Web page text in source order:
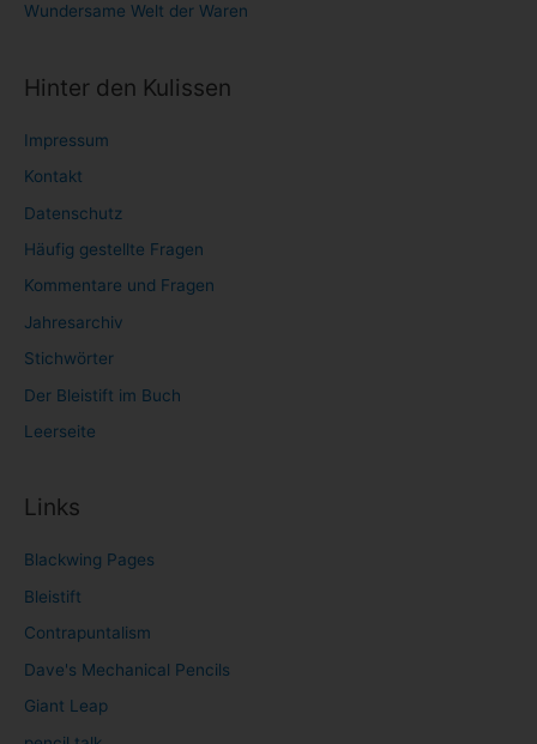
Wundersame Welt der Waren
Hinter den Kulissen
Impressum
Kontakt
Datenschutz
Häufig gestellte Fragen
Kommentare und Fragen
Jahresarchiv
Stichwörter
Der Bleistift im Buch
Leerseite
Links
Blackwing Pages
Bleistift
Contrapuntalism
Dave's Mechanical Pencils
Giant Leap